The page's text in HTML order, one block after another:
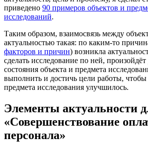
приведено 90 примеров объектов и
исследований.
Таким образом, взаимосвязь между
актуальностью такая: по каким-то
факторов и причин) возникла
сделать исследование по ней,
состояния объекта и предмета
выполнить и достичь цели работы, чтобы
предмета исследования улучшилось.
Элементы актуальности
«Совершенствование
персонала»